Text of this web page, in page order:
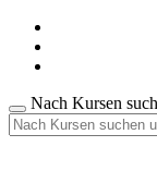
Nach Kursen